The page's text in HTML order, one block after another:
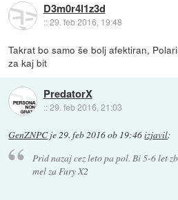
D3m0r4l1z3d
::29. feb 2016, 19:48
Takrat bo samo še bolj afektiran,
za kaj bit
PredatorX
::29. feb 2016, 21:03
GenZNPCje29. feb 2016 ob 19:46izjavil:
Prid nazaj cez leto pa pol. Bi 5-6 let
mel za Fury X2